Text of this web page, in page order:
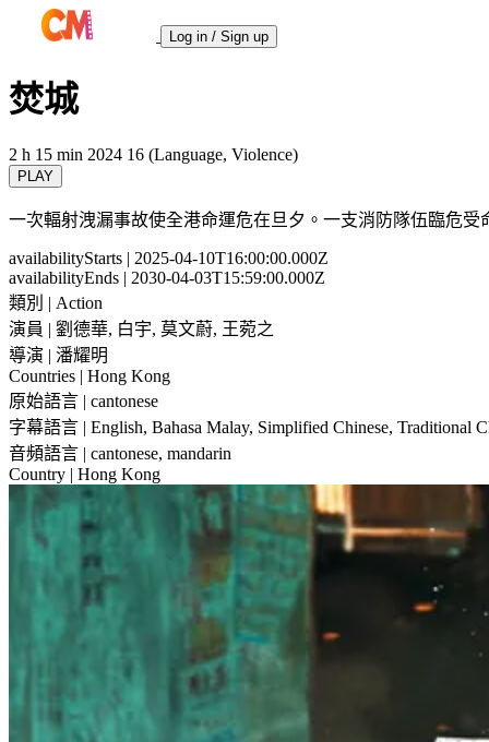
Log in / Sign up
焚城
2 h 15 min 2024 16 (Language, Violence)
PLAY
一次輻射洩漏事故使全港命運危在旦夕。一支消防隊伍臨危
availabilityStarts | 2025-04-10T16:00:00.000Z
availabilityEnds | 2030-04-03T15:59:00.000Z
類別 | Action
演員 | 劉德華, 白宇, 莫文蔚, 王菀之
導演 | 潘耀明
Countries | Hong Kong
原始語言 | cantonese
字幕語言 | English, Bahasa Malay, Simplified Chinese, Traditional
音頻語言 | cantonese, mandarin
Country | Hong Kong